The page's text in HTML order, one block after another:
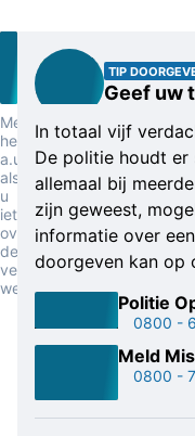
Meld
het
a.u.b.
als
u
iets
over
deze
verdachten
weet
TIP
Geef uw
In totaal vijf
De politie houdt er
allemaal bij
zijn geweest,
informatie over
doorgeven kan op
Politie
0800 -
Meld
0800 -